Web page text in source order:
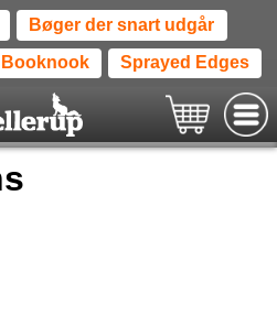
Bøger der snart udgår
Booknook Sprayed Edges